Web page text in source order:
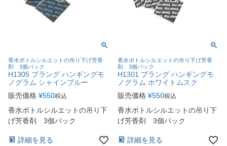
香水ボトルシルエットの吊り下げ芳香
剤 3個パック
H1305 ブラング ハンギングモ
ノグラム シャインブルー
販売価格 ¥550税込
香水ボトルシルエットの吊り下
げ芳香剤 3個パック
詳細を見る
香水ボトルシルエットの吊り下げ芳香
剤 3個パック
H1301 ブラング ハンギングモ
ノグラム ホワイトムスク
販売価格 ¥550税込
香水ボトルシルエットの吊り下
げ芳香剤 3個パック
詳細を見る